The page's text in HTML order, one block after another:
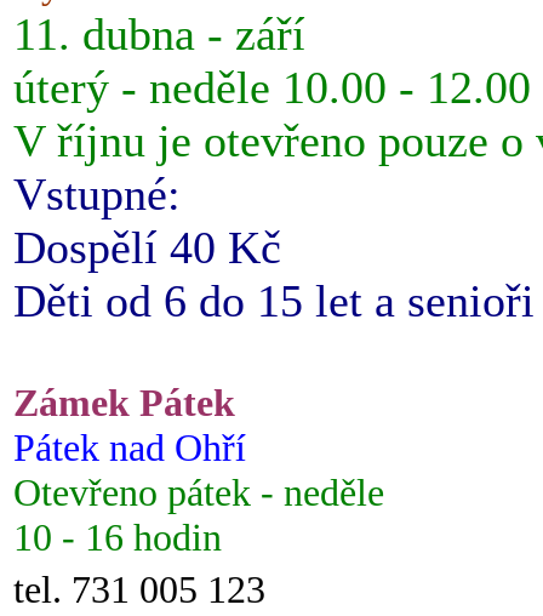
11. dubna - září
úterý - neděle 10.00 -
V říjnu je otevřeno pouze o
Vstupné:
Dospělí 40 Kč
Děti od 6 do 15 let a
Zámek Pátek
Pátek nad Ohří
Otevřeno pátek - neděle
10 - 16 hodin
tel. 731 005 123